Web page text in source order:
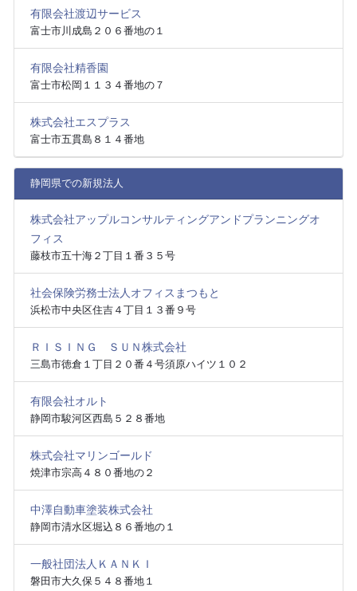
有限会社渡辺サービス
富士市川成島２０６番地の１
有限会社精香園
富士市松岡１１３４番地の７
株式会社エスプラス
富士市五貫島８１４番地
静岡県での新規法人
株式会社アップルコンサルティングアンドプランニングオ
フィス
藤枝市五十海２丁目１番３５号
社会保険労務士法人オフィスまつもと
浜松市中央区住吉４丁目１３番９号
ＲＩＳＩＮＧ ＳＵＮ株式会社
三島市徳倉１丁目２０番４号須原ハイツ１０２
有限会社オルト
静岡市駿河区西島５２８番地
株式会社マリンゴールド
焼津市宗高４８０番地の２
中澤自動車塗装株式会社
静岡市清水区堀込８６番地の１
一般社団法人ＫＡＮＫＩ
磐田市大久保５４８番地１